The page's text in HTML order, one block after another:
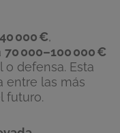
40000€,
70000–100000€
defensa. Esta
entre las más
futuro.